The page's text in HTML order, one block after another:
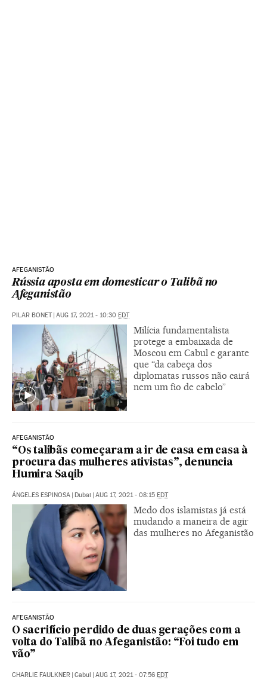
AFEGANISTÃO
Rússia aposta em domesticar o Talibã no
Afeganistão
PILAR BONET | AUG 17, 2021 - 10:30 EDT
Milícia fundamentalista
protege a embaixada de
Moscou em Cabul e garante
que “da cabeça dos
diplomatas russos não cairá
nem um fio de cabelo”
AFEGANISTÃO
“Os talibãs começaram a ir de casa em casa à
procura das mulheres ativistas”, denuncia
Humira Saqib
ÁNGELES ESPINOSA | Dubai | AUG 17, 2021 - 08:15 EDT
Medo dos islamistas já está
mudando a maneira de agir
das mulheres no Afeganistão
AFEGANISTÃO
O sacrifício perdido de duas gerações com a
volta do Talibã no Afeganistão: “Foi tudo em
vão”
CHARLIE FAULKNER | Cabul | AUG 17, 2021 - 07:56 EDT